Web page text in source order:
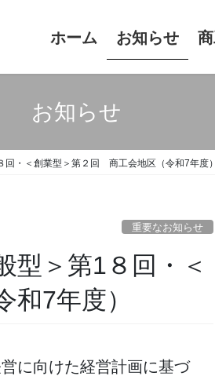
ホーム お知らせ
お知らせ
回・＜創業型＞第２回 商工会地区（令和7年度）
重要なお知らせ
型＞第1８回・＜
7年度）
に向けた経営計画に基づ